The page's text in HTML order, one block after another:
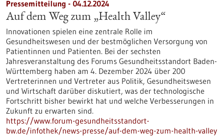
Pressemitteilung - 04.12.2024
Auf dem Weg zum „Health Valley“
Innovationen spielen eine zentrale Rolle im
Gesundheitswesen und der bestmöglichen Versorgung von
Patientinnen und Patienten. Bei der sechsten
Jahresveranstaltung des Forums Gesundheitsstandort Baden-
Württemberg haben am 4. Dezember 2024 über 200
Vertreterinnen und Vertreter aus Politik, Gesundheitswesen
und Wirtschaft darüber diskutiert, was der technologische
Fortschritt bisher bewirkt hat und welche Verbesserungen in
Zukunft zu erwarten sind.
https://www.forum-gesundheitsstandort-
bw.de/infothek/news-presse/auf-dem-weg-zum-health-valley